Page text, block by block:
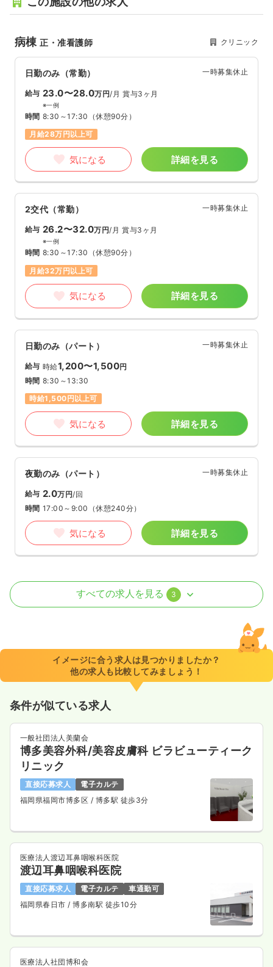
病棟正・准看護師 クリニック
日勤のみ（常勤） 一時募集休止
給与 23.0〜28.0万円/月 賞与3ヶ月
※一例
時間 8:30～17:30 （休憩90分）
月給28万円以上可
気になる 詳細を見る
2交代（常勤） 一時募集休止
給与 26.2〜32.0万円/月 賞与3ヶ月
※一例
時間 8:30～17:30 （休憩90分）
月給32万円以上可
気になる 詳細を見る
日勤のみ（パート） 一時募集休止
給与 時給1,200〜1,500円
時間 8:30～13:30
時給1,500円以上可
気になる 詳細を見る
夜勤のみ（パート） 一時募集休止
給与 2.0万円/回
時間 17:00～9:00 （休憩240分）
気になる 詳細を見る
外来
8:30～17:30（休憩60分）
月給29万円以上可
気になる
2交代（常勤） 一時募集休止
給与 30.5〜35.5万円/月
※一例
時間 8:30～17:30（休憩60分）
気になる 詳細を見る
日勤のみ（パート） 一時募集休止
気になる 詳細を見る
すべての求人を見る 3
イメージに合う求人は見つかりましたか？
他の求人も比較してみましょう！
条件が似ている求人
一般社団法人美蘭会
博多美容外科/美容皮膚科 ビラビューティーク
リニック
直接応募求人
電子カルテ
福岡県福岡市博多区 / 博多駅 徒歩3分
医療法人渡辺耳鼻咽喉科医院
渡辺耳鼻咽喉科医院
直接応募求人 電子カルテ
車通勤可
福岡県春日市/ 博多南駅 徒歩10分
医療法人社団博和会